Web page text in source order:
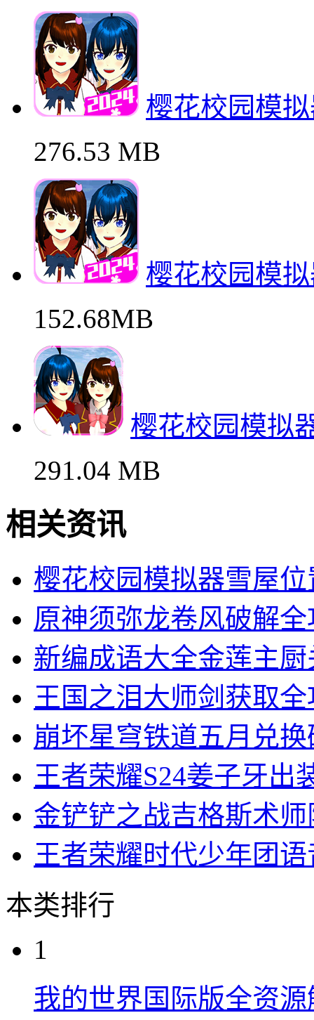
樱花校园模
276.53 MB
樱花校园模
152.68MB
樱花校园模拟
291.04 MB
相关资讯
樱花校园模拟器雪屋
原神须弥龙卷风破解全
新编成语大全金莲主
王国之泪大师剑获取
崩坏星穹铁道五月兑
王者荣耀S24姜子牙出
金铲铲之战吉格斯术
王者荣耀时代少年团
本类排行
1
我的世界国际版全资